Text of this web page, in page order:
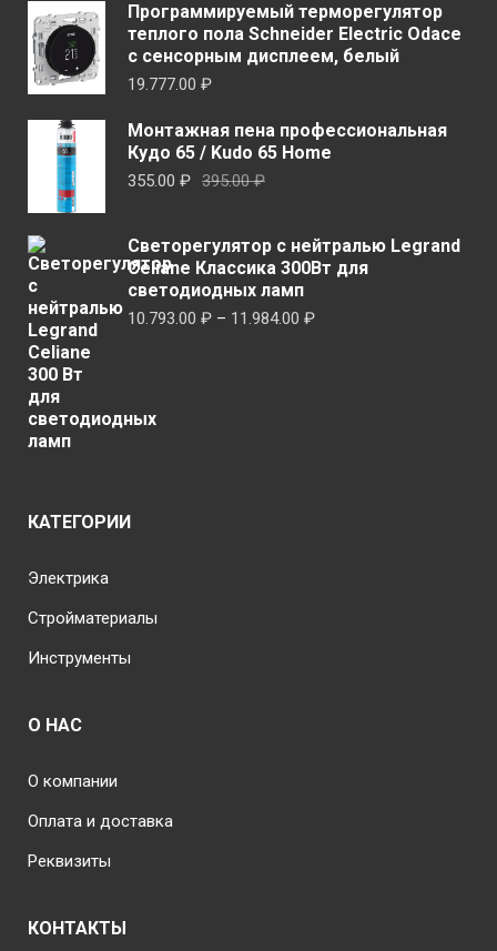
Программируемый терморегулятор
теплого пола Schneider Electric Odace
с сенсорным дисплеем, белый
19.777.00 ₽
Монтажная пена профессиональная
Кудо 65 / Kudo 65 Home
395.00₽Первоначальная
395.00 ₽.
355.00 ₽
Текущая
Светорегулятор с нейтралью Legrand
Celiane Классика 300Вт для
светодиодных ламп
10.793.00 ₽ – 11.984.00 ₽Диапазон
КАТЕГОРИИ
Электрика
Стройматериалы
Инструменты
О НАС
О компании
Оплата и доставка
Реквизиты
КОНТАКТЫ